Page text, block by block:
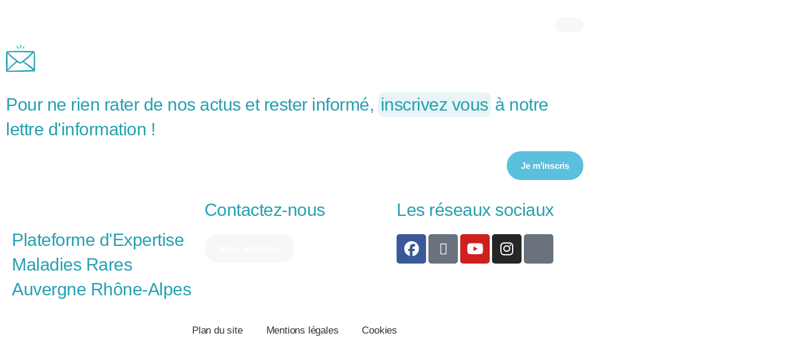
Pour ne rien rater de nos actus et rester informé, inscrivez vous à notre
lettre d'information !
Je m'inscris
Plateforme d'Expertise
Maladies Rares
Auvergne Rhône-Alpes
Contactez-nous Les réseaux sociaux
Plan du site Mentions légales Cookies